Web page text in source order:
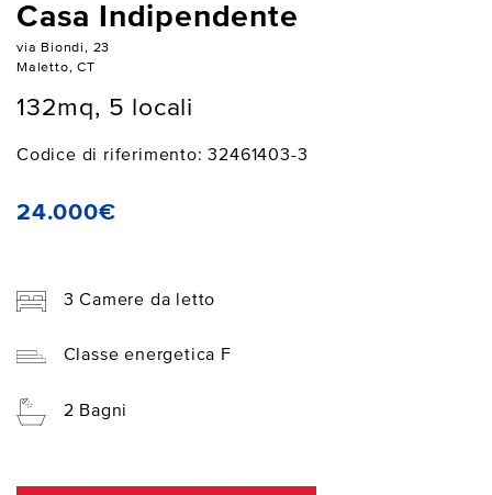
Casa Indipendente
via Biondi, 23
Maletto, CT
132mq, 5 locali
Codice di riferimento: 32461403-3
24.000€
3 Camere da letto
Classe energetica F
2 Bagni